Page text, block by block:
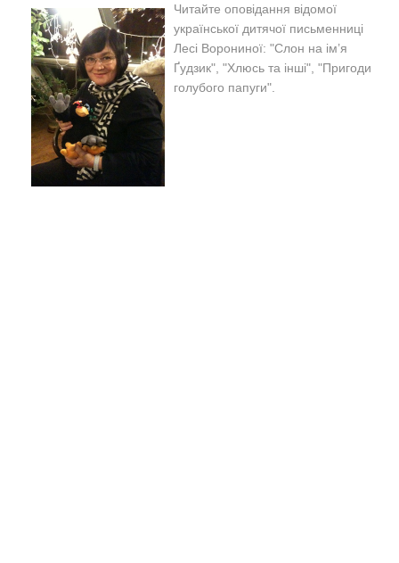
Читайте оповідання відомої
української дитячої письменниці
Лесі Ворониної: "Слон на ім’я
Ґудзик", "Хлюсь та інші", "Пригоди
голубого папуги".